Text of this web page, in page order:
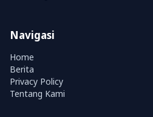
Navigasi
Home
Berita
Privacy Policy
Tentang Kami